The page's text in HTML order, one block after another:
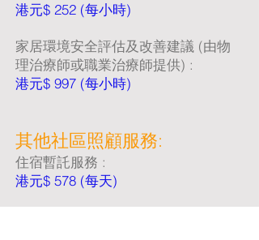
港元$ 252 (每小時)
家居環境安全評估及改善建議 (由物
理治療師或職業治療師提供) :
港元$ 997 (每小時)
其他社區照顧服務:
住宿暫託服務 :
港元$ 578 (每天)